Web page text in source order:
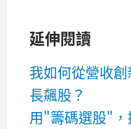
延伸閱讀
我如何從營收
長飆股？
用"籌碼選股"，